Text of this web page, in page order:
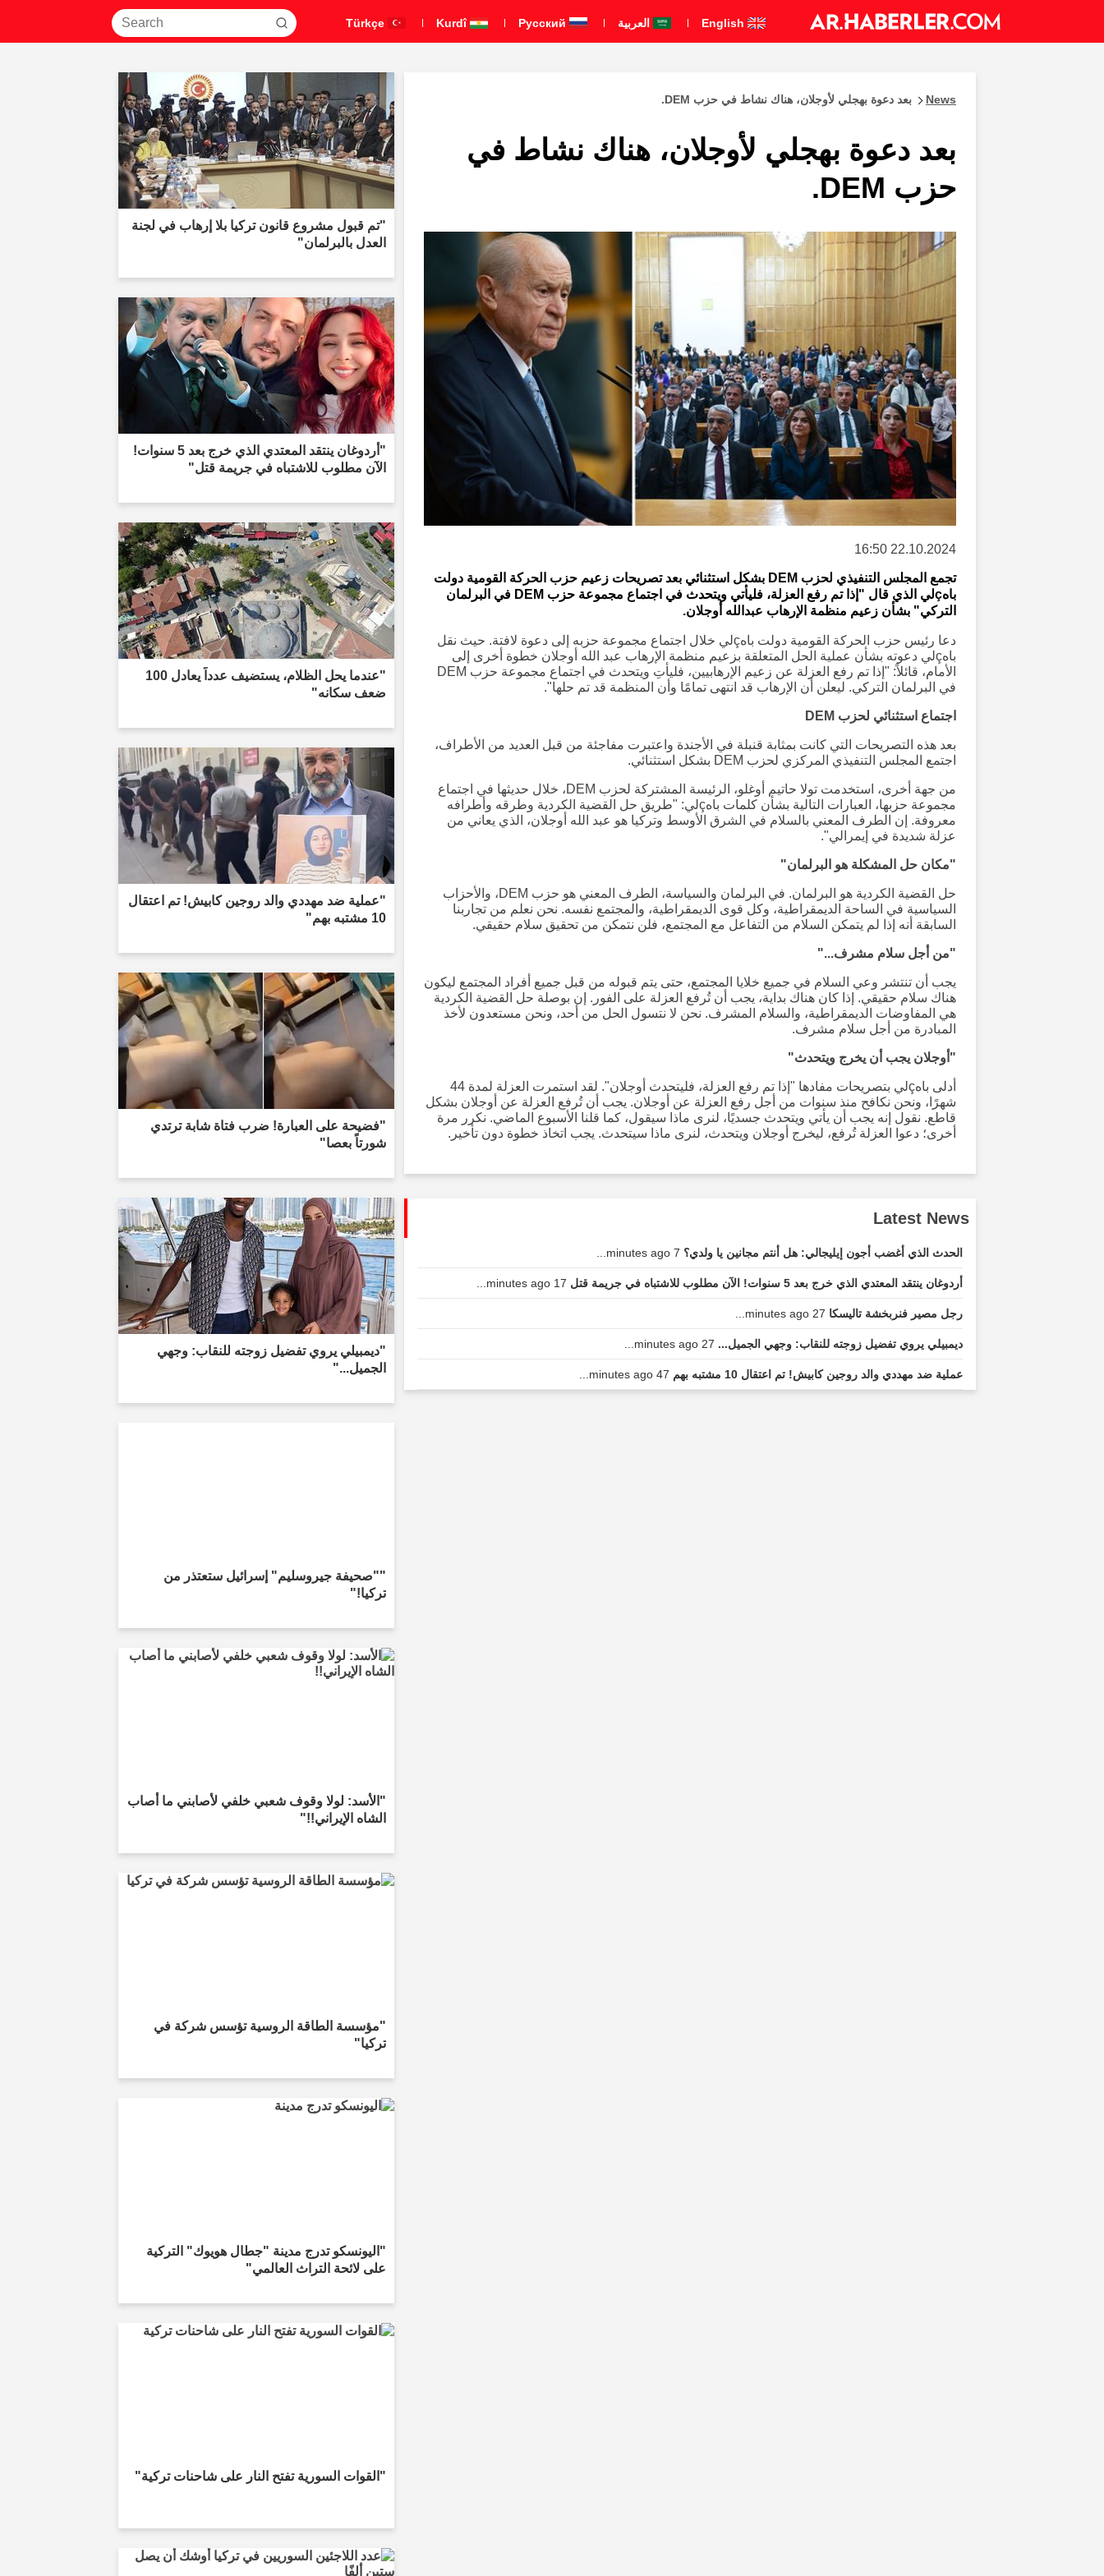
العربية Kurdî
News بعد دعوة بهجلي لأوجلان، هناك نشاط في حزب DEM.
بعد دعوة بهجلي لأوجلان، هناك نشاط في
حزب DEM.
22.10.2024 16:50
تجمع المجلس التنفيذي لحزب DEM بشكل استثنائي بعد تصريحات زعيم حزب الحركة القومية دولت
باهçلي الذي قال "إذا تم رفع العزلة، فليأتي ويتحدث في اجتماع مجموعة حزب DEM في البرلمان
التركي" بشأن زعيم منظمة الإرهاب عبدالله أوجلان.
دعا رئيس حزب الحركة القومية دولت باهçلي خلال اجتماع مجموعة حزبه إلى دعوة لافتة. حيث نقل
باهçلي دعوته بشأن عملية الحل المتعلقة بزعيم منظمة الإرهاب عبد الله أوجلان خطوة أخرى إلى
الأمام، قائلاً: "إذا تم رفع العزلة عن زعيم الإرهابيين، فليأتِ ويتحدث في اجتماع مجموعة حزب DEM
في البرلمان التركي. ليعلن أن الإرهاب قد انتهى تمامًا وأن المنظمة قد تم حلها".
اجتماع استثنائي لحزب DEM
بعد هذه التصريحات التي كانت بمثابة قنبلة في الأجندة واعتبرت مفاجئة من قبل العديد من الأطراف،
اجتمع المجلس التنفيذي المركزي لحزب DEM بشكل استثنائي.
من جهة أخرى، استخدمت تولا حاتيم أوغلو، الرئيسة المشتركة لحزب DEM، خلال حديثها في اجتماع
مجموعة حزبها، العبارات التالية بشأن كلمات باهçلي: "طريق حل القضية الكردية وطرقه وأطرافه
معروفة. إن الطرف المعني بالسلام في الشرق الأوسط وتركيا هو عبد الله أوجلان، الذي يعاني من
عزلة شديدة في إيمرالي".
"مكان حل المشكلة هو البرلمان"
حل القضية الكردية هو البرلمان. في البرلمان والسياسة، الطرف المعني هو حزب DEM، والأحزاب
السياسية في الساحة الديمقراطية، وكل قوى الديمقراطية، والمجتمع نفسه. نحن نعلم من تجاربنا
السابقة أنه إذا لم يتمكن السلام من التفاعل مع المجتمع، فلن نتمكن من تحقيق سلام حقيقي.
"من أجل سلام مشرف..."
يجب أن تنتشر وعي السلام في جميع خلايا المجتمع، حتى يتم قبوله من قبل جميع أفراد المجتمع ليكون
هناك سلام حقيقي. إذا كان هناك بداية، يجب أن تُرفع العزلة على الفور. إن بوصلة حل القضية الكردية
هي المفاوضات الديمقراطية، والسلام المشرف. نحن لا نتسول الحل من أحد، ونحن مستعدون لأخذ
المبادرة من أجل سلام مشرف.
"أوجلان يجب أن يخرج ويتحدث"
أدلى باهçلي بتصريحات مفادها "إذا تم رفع العزلة، فليتحدث أوجلان". لقد استمرت العزلة لمدة 44
شهرًا، ونحن نكافح منذ سنوات من أجل رفع العزلة عن أوجلان. يجب أن تُرفع العزلة عن أوجلان بشكل
قاطع. نقول إنه يجب أن يأتي ويتحدث جسديًا، لنرى ماذا سيقول، كما قلنا الأسبوع الماضي. نكرر مرة
أخرى؛ دعوا العزلة تُرفع، ليخرج أوجلان ويتحدث، لنرى ماذا سيتحدث. يجب اتخاذ خطوة دون تأخير.
Latest News
الحدث الذي أغضب أجون إيليجالي: هل أنتم مجانين يا ولدي؟ 7 minutes ago...
أردوغان ينتقد المعتدي الذي خرج بعد 5 سنوات! الآن مطلوب للاشتباه في جريمة قتل 17 minutes ago...
رجل مصير فنربخشة تاليسكا 27 minutes ago...
ديمبيلي يروي تفضيل زوجته للنقاب: وجهي الجميل... 27 minutes ago...
عملية ضد مهددي والد روجين كابيش! تم اعتقال 10 مشتبه بهم 47 minutes ago...
"تم قبول مشروع قانون تركيا بلا إرهاب في لجنة
العدل بالبرلمان"
"أردوغان ينتقد المعتدي الذي خرج بعد 5 سنوات!
الآن مطلوب للاشتباه في جريمة قتل"
"عندما يحل الظلام، يستضيف عدداً يعادل 100
ضعف سكانه"
"عملية ضد مهددي والد روجين كابيش! تم اعتقال
10 مشتبه بهم"
"فضيحة على العبارة! ضرب فتاة شابة ترتدي
شورتاً بعصا"
"ديمبيلي يروي تفضيل زوجته للنقاب: وجهي
الجميل..."
""صحيفة جيروسليم" إسرائيل ستعتذر من
تركيا!"
"الأسد: لولا وقوف شعبي خلفي لأصابني ما أصاب
الشاه الإيراني!!"
"مؤسسة الطاقة الروسية تؤسس شركة في
تركيا"
"اليونسكو تدرج مدينة "جطال هويوك" التركية
على لائحة التراث العالمي"
"القوات السورية تفتح النار على شاحنات تركية"